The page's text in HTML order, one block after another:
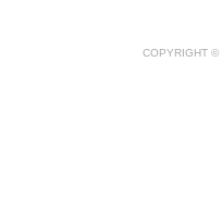
COPYRIGHT ©